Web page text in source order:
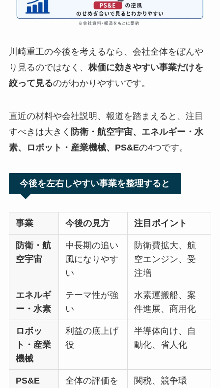
川崎重工の今後を考えるなら、会社全体をぼんや
り見るのではなく、 株価に効きやすい事業だけを
絞って見るのがわかりやすいです。
直近の材料や会社説明、報道を踏まえると、注目
すべきは大きく 防衛・航空宇宙、エネルギー・水
素、ロボット・産業機械、PS&Eの4つです。
今後を左右しやすい事業を整理すると
事業 今後の見方 注目ポイント
防衛・航
空宇宙
中長期の追い
風になりやす
い
防衛費拡大、航
空エンジン、受
注増
エネルギ
ー・水素
テーマ性が強
い
水素運搬船、案
件進展、商用化
ロボッ
ト・産業
機械
利益の底上げ
役
半導体向け、自
動化、省人化
PS&E
全体の評価を
関税、競争環